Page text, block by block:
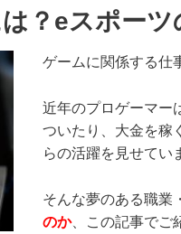
？eスポー
ゲームに関係する仕
近年のプロゲーマー
ついたり、大金を稼
らの活躍を見せてい
そんな夢のある職業・
のか、この記事でご